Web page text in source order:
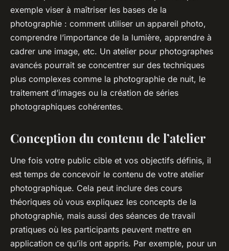
exemple viser à maîtriser les bases de la
photographie : comment utiliser un appareil photo,
comprendre l’importance de la lumière, apprendre à
cadrer une image, etc. Un atelier pour photographes
avancés pourrait se concentrer sur des techniques
plus complexes comme la photographie de nuit, le
traitement d’images ou la création de séries
photographiques cohérentes.
Conception du contenu de l’atelier
Une fois votre public cible et vos objectifs définis, il
est temps de concevoir le contenu de votre atelier
photographique. Cela peut inclure des cours
théoriques où vous expliquez les concepts de la
photographie, mais aussi des séances de travail
pratiques où les participants peuvent mettre en
application ce qu’ils ont appris. Par exemple, pour un